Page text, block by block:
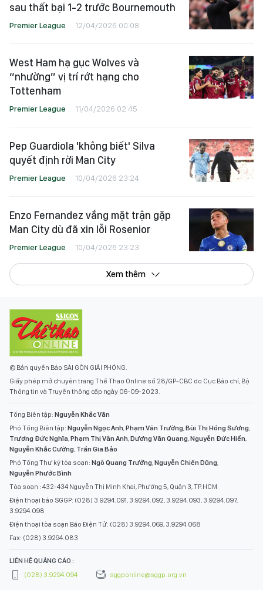
sau thất bại 1-2 trước Bournemouth
Premier League 12/04/2026 00:08
West Ham hạ gục Wolves và
“nhường” vị trí rớt hạng cho
Tottenham
Premier League 11/04/2026 02:45
Pep Guardiola 'không biết' Silva
quyết định rời Man City
Premier League 10/04/2026 23:24
Enzo Fernandez vắng mặt trận gặp
Man City dù đã xin lỗi Rosenior
Premier League 10/04/2026 23:23
Xem thêm
© Bản quyền Báo SÀI GÒN GIẢI PHÓNG.
Giấy phép mở chuyên trang Thể Thao Online số 28/GP-CBC do Cục Báo chí, Bộ
Thông tin và Truyền thông cấp ngày 06-09-2023.
Tổng Biên tập: Nguyễn Khắc Văn
Phó Tổng Biên tập: Nguyễn Ngọc Anh Phạm Văn Trường Bùi Thị Hồng Sương
Trương Đức Nghĩa Phạm Thị Vân Anh Dương Văn Quang Nguyễn Đức Hiển
Nguyễn Khắc Cường Trần Gia Bảo
Phó Tổng Thư ký tòa soạn: Ngô Quang Trưởng Nguyễn Chiến Dũng
Nguyễn Phước Bình
Tòa soạn : 432-434 Nguyễn Thị Minh Khai, Phường 5, Quận 3, TP.HCM
Điện thoại báo SGGP: (028) 3.9294.091, 3.9294.092, 3.9294.093, 3.9294.097,
3.9294.098
Điện thoại tòa soạn Báo Điện Tử: (028) 3.9294.069, 3.9294.068
Fax: (028) 3.9294.083
LIÊN HỆ QUẢNG CÁO :
(028) 3.9294.094
sggponline@sggp.org.vn